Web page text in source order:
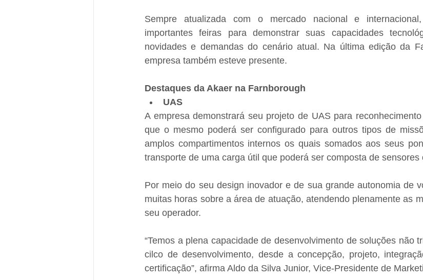
Sempre atualizada com o mercado nacional e
importantes feiras para demonstrar suas capacidades
novidades e demandas do cenário atual. Na última edição da
empresa também esteve presente.
Destaques da Akaer na Farnborough
UAS
A empresa demonstrará seu projeto de UAS para
que o mesmo poderá ser configurado para outros tipos de
amplos compartimentos internos os quais somados aos seus
transporte de uma carga útil que poderá ser composta de sensores
Por meio do seu design inovador e de sua grande autonomia de
muitas horas sobre a área de atuação, atendendo plenamente as
seu operador.
“Temos a plena capacidade de desenvolvimento de soluções não
cilco de desenvolvimento, desde a concepção, projeto,
certificação”, afirma Aldo da Silva Junior, Vice-Presidente de